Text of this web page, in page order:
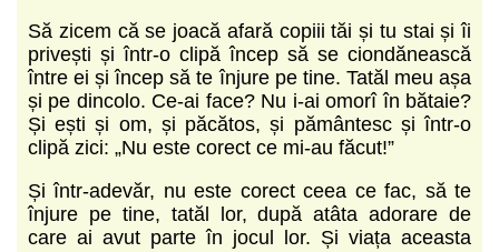
Să zicem că se joacă afară copiii tăi și tu stai și îi
privești și într-o clipă încep să se ciondănească
între ei și încep să te înjure pe tine. Tatăl meu așa
și pe dincolo. Ce-ai face? Nu i-ai omorî în bătaie?
Și ești și om, și păcătos, și pământesc și într-o
clipă zici: „Nu este corect ce mi-au făcut!”
Și într-adevăr, nu este corect ceea ce fac, să te
înjure pe tine, tatăl lor, după atâta adorare de
care ai avut parte în jocul lor. Și viața aceasta